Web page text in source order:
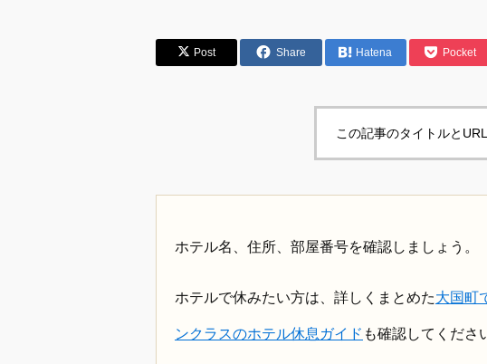
Post Share Hatena Pocket
この記事のタイトルと
ホテル名、住所、部屋番号を確認しましょう。
ホテルで休みたい方は、詳しくまとめた大国町
ンクラスのホテル休息ガイド も確認してくださ